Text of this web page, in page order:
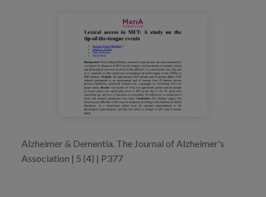
Trabaja con nosotros
Alzheimer & Dementia. The Journal of Alzheimer's
Association | 5 (4) | P377